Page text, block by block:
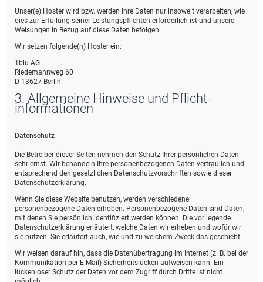
Unser(e) Hoster wird bzw. werden Ihre Daten nur insoweit verarbeiten, wie
dies zur Erfüllung seiner Leistungspflichten erforderlich ist und unsere
Weisungen in Bezug auf diese Daten befolgen.
Wir setzen folgende(n) Hoster ein:
1blu AG
Riedemannweg 60
D-13627 Berlin
3. Allgemeine Hinweise und Pflicht­
informationen
Datenschutz
Die Betreiber dieser Seiten nehmen den Schutz Ihrer persönlichen Daten
sehr ernst. Wir behandeln Ihre personenbezogenen Daten vertraulich und
entsprechend den gesetzlichen Datenschutzvorschriften sowie dieser
Datenschutzerklärung.
Wenn Sie diese Website benutzen, werden verschiedene
personenbezogene Daten erhoben. Personenbezogene Daten sind Daten,
mit denen Sie persönlich identifiziert werden können. Die vorliegende
Datenschutzerklärung erläutert, welche Daten wir erheben und wofür wir
sie nutzen. Sie erläutert auch, wie und zu welchem Zweck das geschieht.
Wir weisen darauf hin, dass die Datenübertragung im Internet (z. B. bei der
Kommunikation per E-Mail) Sicherheitslücken aufweisen kann. Ein
lückenloser Schutz der Daten vor dem Zugriff durch Dritte ist nicht